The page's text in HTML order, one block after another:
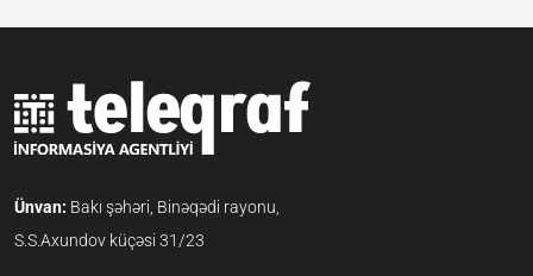
Ünvan: Bakı şəhəri, Binəqədi rayonu,
S.S.Axundov küçəsi 31/23